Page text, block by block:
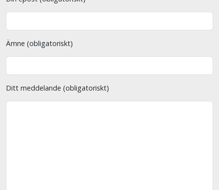
Ämne (obligatoriskt)
Ditt meddelande (obligatoriskt)